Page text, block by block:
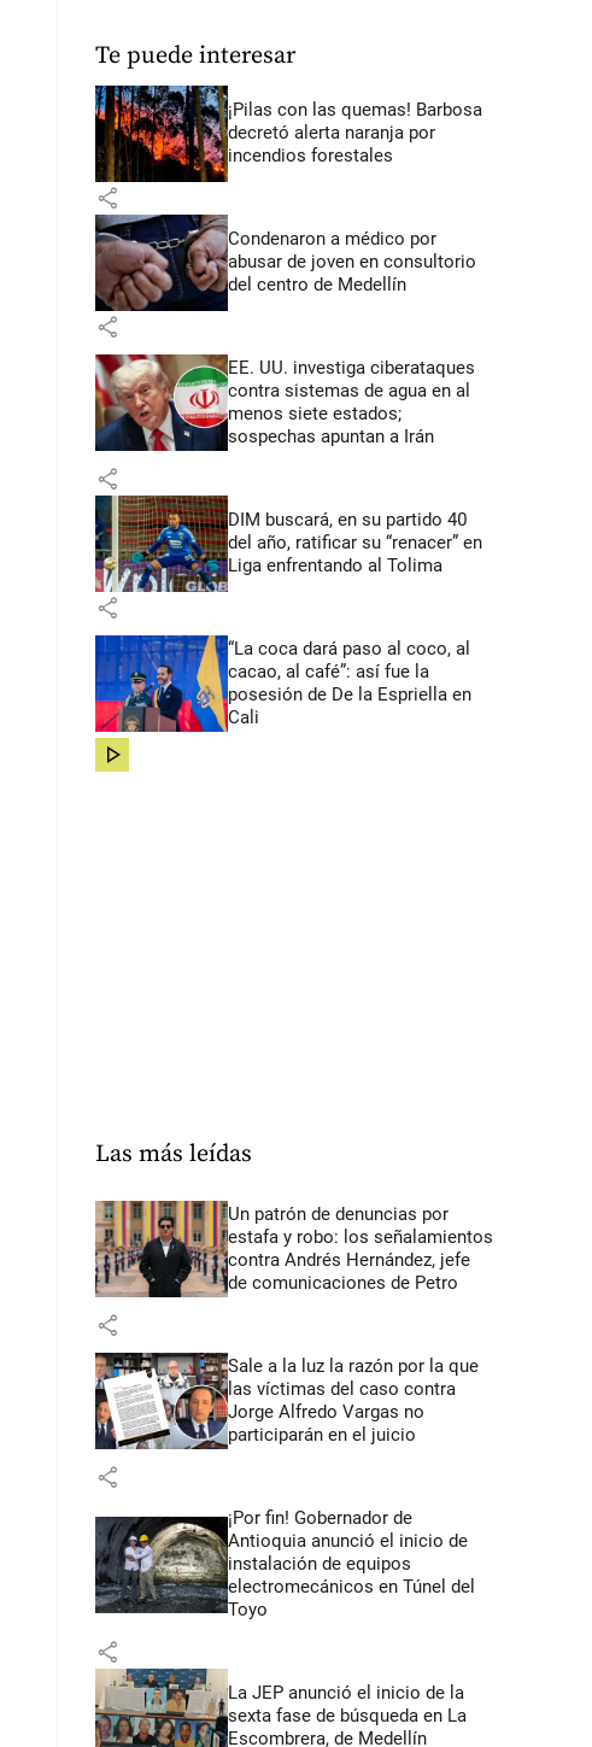
Te puede interesar
¡Pilas con las quemas! Barbosa
decretó alerta naranja por
incendios forestales
share
Condenaron a médico por
abusar de joven en consultorio
del centro de Medellín
share
EE. UU. investiga ciberataques
contra sistemas de agua en al
menos siete estados;
sospechas apuntan a Irán
share
DIM buscará, en su partido 40
del año, ratificar su “renacer” en
Liga enfrentando al Tolima
share
“La coca dará paso al coco, al
cacao, al café”: así fue la
posesión de De la Espriella en
Cali
share
Las más leídas
Un patrón de denuncias por
estafa y robo: los señalamientos
contra Andrés Hernández, jefe
de comunicaciones de Petro
share
Sale a la luz la razón por la que
las víctimas del caso contra
Jorge Alfredo Vargas no
participarán en el juicio
share
¡Por fin! Gobernador de
Antioquia anunció el inicio de
instalación de equipos
electromecánicos en Túnel del
Toyo
share
La JEP anunció el inicio de la
sexta fase de búsqueda en La
Escombrera, de Medellín